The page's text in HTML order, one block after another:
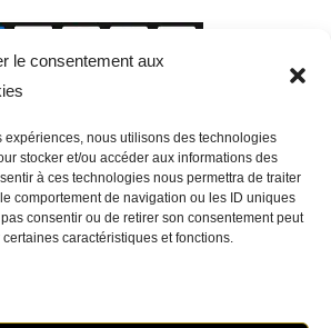
le consentement aux
expériences, nous utilisons des technologies
stocker et/ou accéder aux informations des
à ces technologies nous permettra de traiter
comportement de navigation ou les ID uniques
consentir ou de retirer son consentement peut
caractéristiques et fonctions.